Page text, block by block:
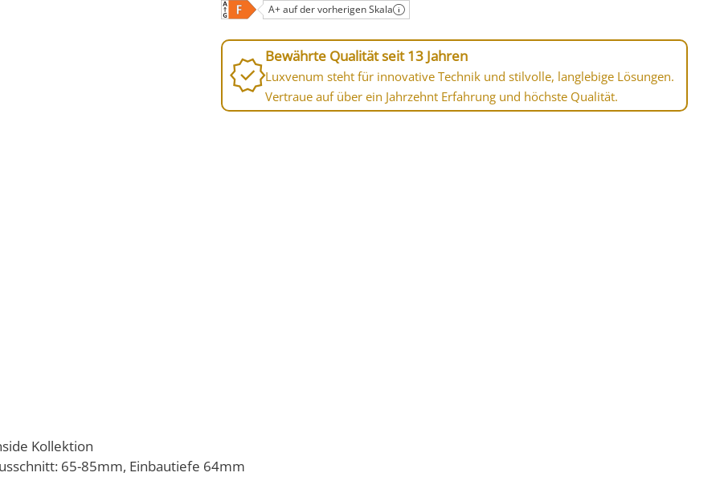
A+ auf der vorherigen Skala
Bewährte Qualität seit 13 Jahren
Luxvenum steht für innovative Technik und stilvolle, langlebige Lösungen.
Vertraue auf über ein Jahrzehnt Erfahrung und höchste Qualität.
Kollektion
65-85mm, Einbautiefe 64mm